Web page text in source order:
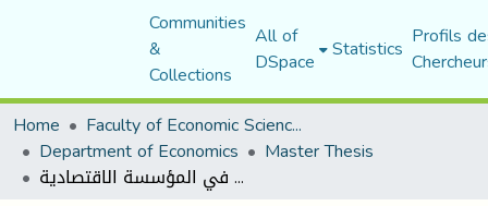
Communities
&
Collections
All of
DSpace Statistics Profils
Home
Faculty of Economic Sciences, Commerce and Management Sciences
Department of Economics Master Thesis
مساهمة الرقابة في تشخيص الخطر الجبائي في المؤسسة الاقتصادية